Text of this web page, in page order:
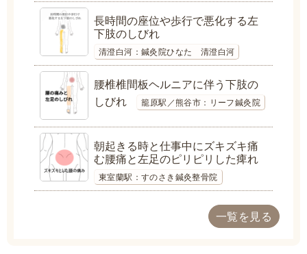
長時間の座位や歩行で悪化する左
下肢のしびれ
清澄白河：鍼灸院ひなた 清澄白河
腰椎椎間板ヘルニアに伴う下肢の
しびれ
籠原駅／熊谷市：リーフ鍼灸院
朝起きる時と仕事中にズキズキ痛
む腰痛と左足のピリピリした痺れ
東室蘭駅：すのさき鍼灸整骨院
一覧を見る